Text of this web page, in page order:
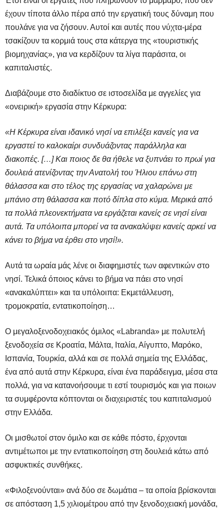
έχουν τίποτα άλλο πέρα από την εργατική τους δύναμη που
πουλάνε για να ζήσουν. Αυτοί και αυτές που νύχτα-μέρα
τσακίζουν τα κορμιά τους στα κάτεργα της «τουριστικής
βιομηχανίας», για να κερδίζουν τα λίγα παράσιτα, οι
καπιταλιστές.
Διαβάζουμε στο διαδίκτυο σε ιστοσελίδα με αγγελίες για
«ονειρική» εργασία στην Κέρκυρα:
«H Kέρκυρα είναι ιδανικό νησί να επιλέξει κανείς για να
εργαστεί το καλοκαίρι συνδυάζοντας παράλληλα και
διακοπές. […] Και ποιος δε θα ήθελε να ξυπνάει το πρωί για
δουλειά ατενίζοντας την Ανατολή του Ήλιου επάνω στη
θάλασσα και στο τέλος της εργασίας να χαλαρώνει με
μπάνιο στη θάλασσα και ποτό δίπλα στο κύμα. Μερικά από
τα πολλά πλεονεκτήματα να εργάζεται κανείς σε νησί είναι
αυτά. Τα υπόλοιπα μπορεί να τα ανακαλύψει κανείς αρκεί να
κάνει το βήμα να έρθει στο νησί!».
Αυτά τα ωραία μάς λένε οι διαφημιστές των αφεντικών στο
νησί. Τελικά όποιος κάνει το βήμα να πάει στο νησί
«ανακαλύπτει» και τα υπόλοιπα: Εκμετάλλευση,
τρομοκρατία, εντατικοποίηση…
Ο μεγαλοξενοδοχειακός όμιλος « Labranda» με πολυτελή
ξενοδοχεία σε Κροατία, Μάλτα, Ιταλία, Αίγυπτο, Μαρόκο,
Ισπανία, Τουρκία, αλλά και σε πολλά σημεία της Ελλάδας,
ένα από αυτά στην Κέρκυρα, είναι ένα παράδειγμα, μέσα στα
πολλά, για να κατανοήσουμε τι εστί τουρισμός και για ποιων
τα συμφέροντα κόπτονται οι διαχειριστές του καπιταλισμού
στην Ελλάδα.
Οι μισθωτοί στον όμιλο και σε κάθε πόστο, έρχονται
αντιμέτωποι με την εντατικοποίηση στη δουλειά κάτω από
ασφυκτικές συνθήκες.
«Φιλοξενούνται» ανά δύο σε δωμάτια – τα οποία βρίσκονται
σε απόσταση 1,5 χιλιομέτρου από την ξενοδοχειακή μονάδα,